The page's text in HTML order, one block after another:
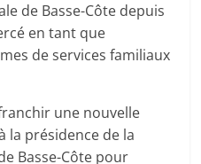
de Basse-Côte depuis
en tant que
de services familiaux
une nouvelle
la présidence de la
Basse-Côte pour